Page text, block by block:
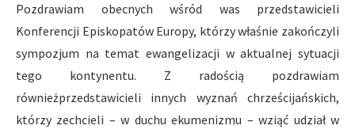
Pozdrawiam obecnych wśród was przedstawicieli
Konferencji Episkopatów Europy, którzy właśnie zakończyli
sympozjum na temat ewangelizacji w aktualnej sytuacji
tego kontynentu. Z radością pozdrawiam
równieżprzedstawicieli innych wyznań chrześcijańskich,
którzy zechcieli – w duchu ekumenizmu – wziąć udział w